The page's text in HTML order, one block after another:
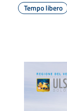
Tempo libero